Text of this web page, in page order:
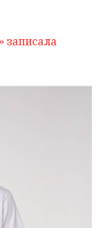
записала